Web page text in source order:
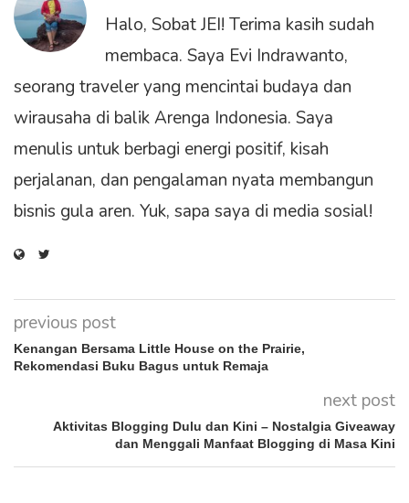
Halo, Sobat JEI! Terima kasih sudah
membaca. Saya Evi Indrawanto,
seorang traveler yang mencintai budaya dan
wirausaha di balik Arenga Indonesia. Saya
menulis untuk berbagi energi positif, kisah
perjalanan, dan pengalaman nyata membangun
bisnis gula aren. Yuk, sapa saya di media sosial!
previous post
Kenangan Bersama Little House on the Prairie,
Rekomendasi Buku Bagus untuk Remaja
next post
Aktivitas Blogging Dulu dan Kini – Nostalgia Giveaway
dan Menggali Manfaat Blogging di Masa Kini